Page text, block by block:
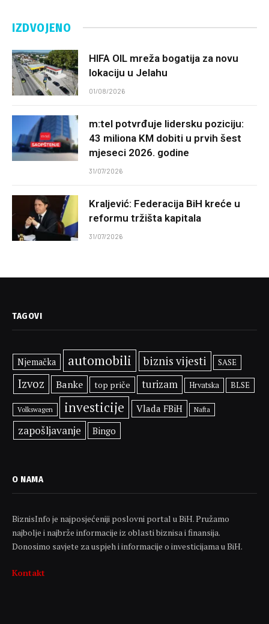
IZDVOJENO
HIFA OIL mreža bogatija za novu
lokaciju u Jelahu
01/08/2026
m:tel potvrđuje lidersku poziciju:
43 miliona KM dobiti u prvih šest
mjeseci 2026. godine
31/07/2026
Kraljević: Federacija BiH kreće u
reformu tržišta kapitala
31/07/2026
TAGOVI
Njemačka automobili biznis vijesti SASE
Izvoz Banke top priče turizam Hrvatska BLSE
Volkswagen investicije Vlada FBiH Nafta
zapošljavanje Bingo
O NAMA
BiznisInfo je najposjećeniji poslovni portal u BiH. Pružamo
najbolje i najbrže informacije iz oblasti biznisa i finansija.
Donosimo savjete za uspjeh i informacije o investicijama u BiH.
Kontakt